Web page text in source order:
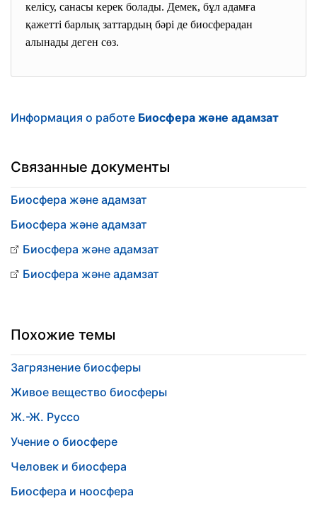
келісу, санасы керек болады. Демек, бұл адамға
қажетті барлық заттардың бәрі де биосферадан
алынады деген сөз.
Информация о работе Биосфера және адамзат
Связанные документы
Биосфера және адамзат
Биосфера және адамзат
Биосфера және адамзат
Биосфера және адамзат
Похожие темы
Загрязнение биосферы
Живое вещество биосферы
Ж.-Ж. Руссо
Учение о биосфере
Человек и биосфера
Биосфера и ноосфера